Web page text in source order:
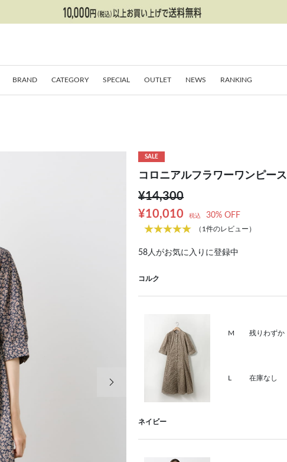
BRAND CATEGORY SPECIAL OUTLET NEWS RANKING
SALE
コロニアルフラワーワンピース
¥14,300
¥10,010
税込 30% OFF
（1件のレビュー）
58人がお気に入りに登録中
コルク
M 残りわずか
L 在庫なし
ネイビー